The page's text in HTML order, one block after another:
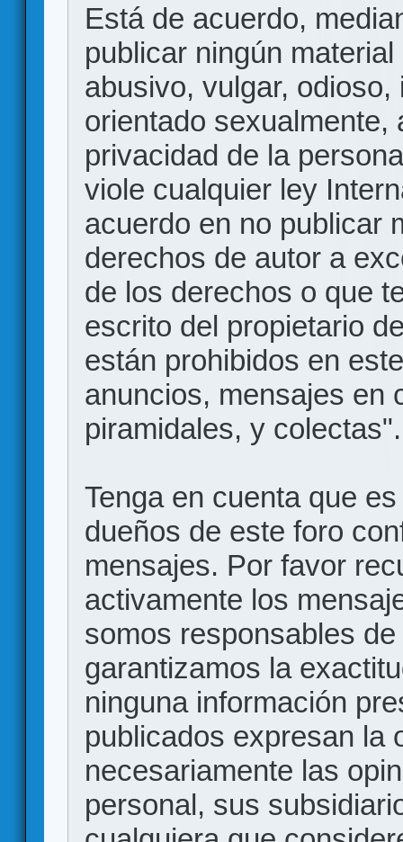
Está de acuerdo,
publicar ningún
abusivo, vulgar,
orientado sexualmente,
privacidad de la
viole cualquier ley
acuerdo en no publicar
derechos de autor a
de los derechos o que
escrito del propietario
están prohibidos en
anuncios, mensajes en
piramidales, y colectas".
Tenga en cuenta que
dueños de este foro
mensajes. Por favor
activamente los
somos responsables
garantizamos la
ninguna información
publicados expresan la
necesariamente las
personal, sus